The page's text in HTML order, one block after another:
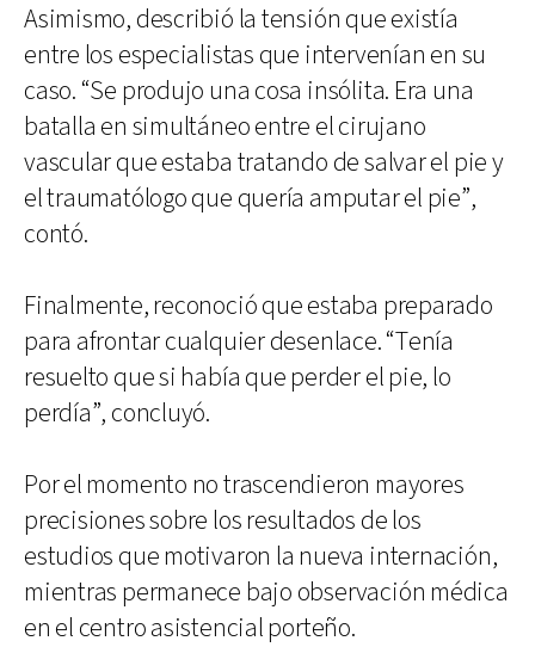
Asimismo, describió la tensión que existía
entre los especialistas que intervenían en su
caso. “Se produjo una cosa insólita. Era una
batalla en simultáneo entre el cirujano
vascular que estaba tratando de salvar el pie y
el traumatólogo que quería amputar el pie”,
contó.
Finalmente, reconoció que estaba preparado
para afrontar cualquier desenlace. “Tenía
resuelto que si había que perder el pie, lo
perdía”, concluyó.
Por el momento no trascendieron mayores
precisiones sobre los resultados de los
estudios que motivaron la nueva internación,
mientras permanece bajo observación médica
en el centro asistencial porteño.